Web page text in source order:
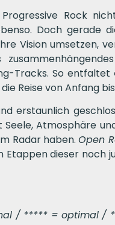
Rock
Doch gerade
Vision umsetzen,
Tracks. So entfaltet
Reise von Anfang
erstaunlich
Atmosphäre
Radar haben.Open
dieser noch
/ ***** = optimal /